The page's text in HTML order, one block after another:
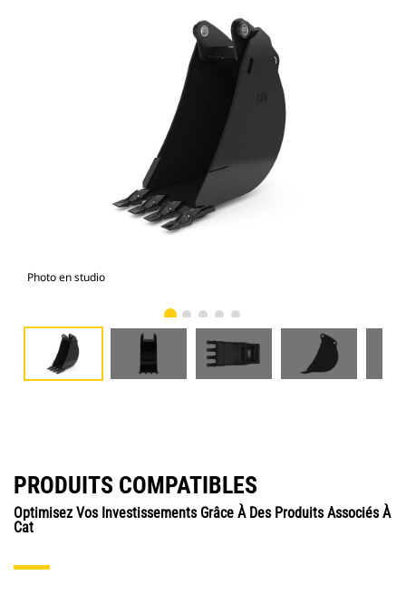
Photo en studio
PRODUITS COMPATIBLES
Optimisez Vos Investissements Grâce À Des Produits Associés À
Cat